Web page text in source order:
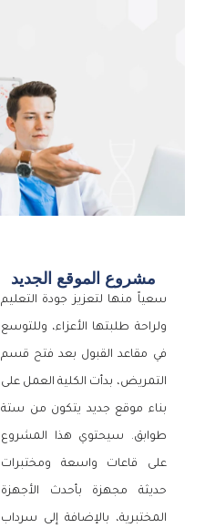
مشروع الموقع الجديد
سعياً منها لتعزيز جودة التعليم
ولراحة طلبتها الأعزاء، وللتوسع
في مقاعد القبول بعد فتح قسم
التمريض، بدأت الكلية العمل على
بناء موقع جديد يتكون من ستة
طوابق. سيحتوي هذا المشروع
على قاعات واسعة ومختبرات
حديثة مجهزة بأحدث الأجهزة
المختبرية، بالإضافة إلى سرداب